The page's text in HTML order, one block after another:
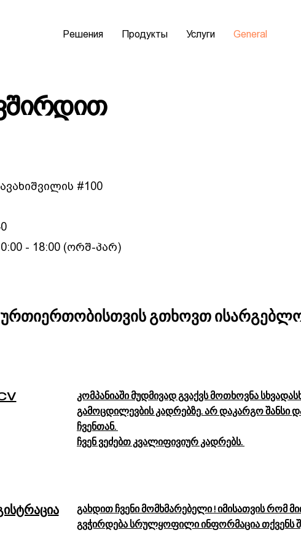
Решения Продукты Услуги General
#100
- 18:00 (ორშ-პარ)
ურთიერთობისთვის გთხოვთ
კომპანიაში მუდმივად გვაქვს მოთხოვნა
გამოცდილევბის კადრებზე. არ დაკარგო შანსი
ჩვენთან.
ჩვენ ვეძებთ კვალიფივიურ კადრებს.
გახდით ჩვენი მომხმარებელი ! იმისათვის
გვჭირდება სრულყოფილი ინფორმაცია თქვენს